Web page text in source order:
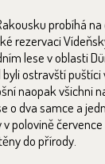
probíhá
rezervaci
lese v oblasti
ostravští
naopak všichni
o dva samce a
polovině
do přírody.